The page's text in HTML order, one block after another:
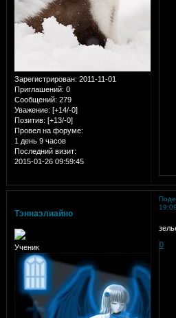
Зарегистрирован: 2011-11-01
Приглашений: 0
Сообщений: 279
Уважение: [+14/-0]
Позитив: [+13/-0]
Провел на форуме:
1 день 9 часов
Последний визит:
2015-01-26 09:59:45
Тэннаэлиайно
Ученик
0